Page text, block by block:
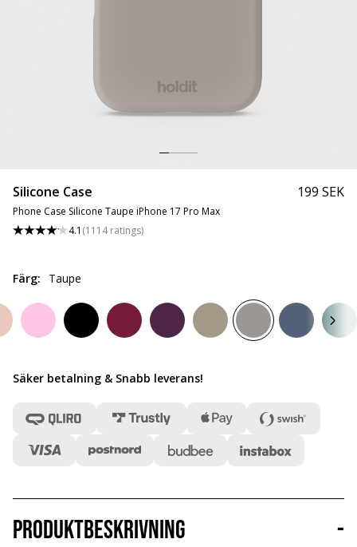
Silicone Case
Phone Case Silicone Taupe iPhone 17 Pro Max
4.1 (1114 ratings)
199 SEK
Färg: Taupe
Säker betalning & Snabb leverans!
Produktbeskrivning -